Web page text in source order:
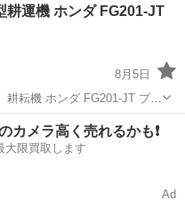
ころ用途がありませんが、
耕運機 ホンダ FG201-JT
8月5日
耕耘機 ホンダ FG201-JT プチ
出張で耕します！ 「家庭
たい」、「庭の草刈り頻度を
たい/助けたい 耕運機
カメラ高く売れるかも❗️
大限買取します
Ad